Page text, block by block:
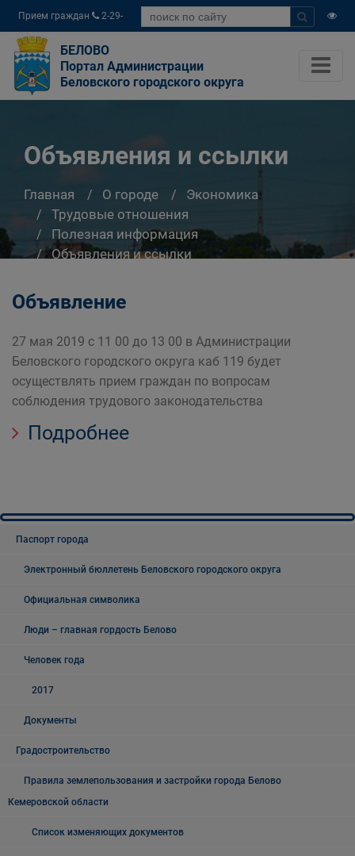
Прием граждан
2-29-
04
БЕЛОВО
Портал Администрации
Беловского городского округа
Объявления и ссылки
Главная О городе
Экономика
Трудовые отношения
Полезная информация
Объявления и ссылки
Объявление
27 мая 2019 с 11 00 до 13 00 в Администрации
Беловского городского округа каб 119 будет
осуществлять прием граждан по вопросам
соблюдения трудового законодательства
Подробнее
Паспорт города
Электронный бюллетень Беловского городского округа
Официальная символика
Люди – главная гордость Белово
Человек года
2017
Документы
Градостроительство
Правила землепользования и застройки города Белово
Кемеровской области
Список изменяющих документов